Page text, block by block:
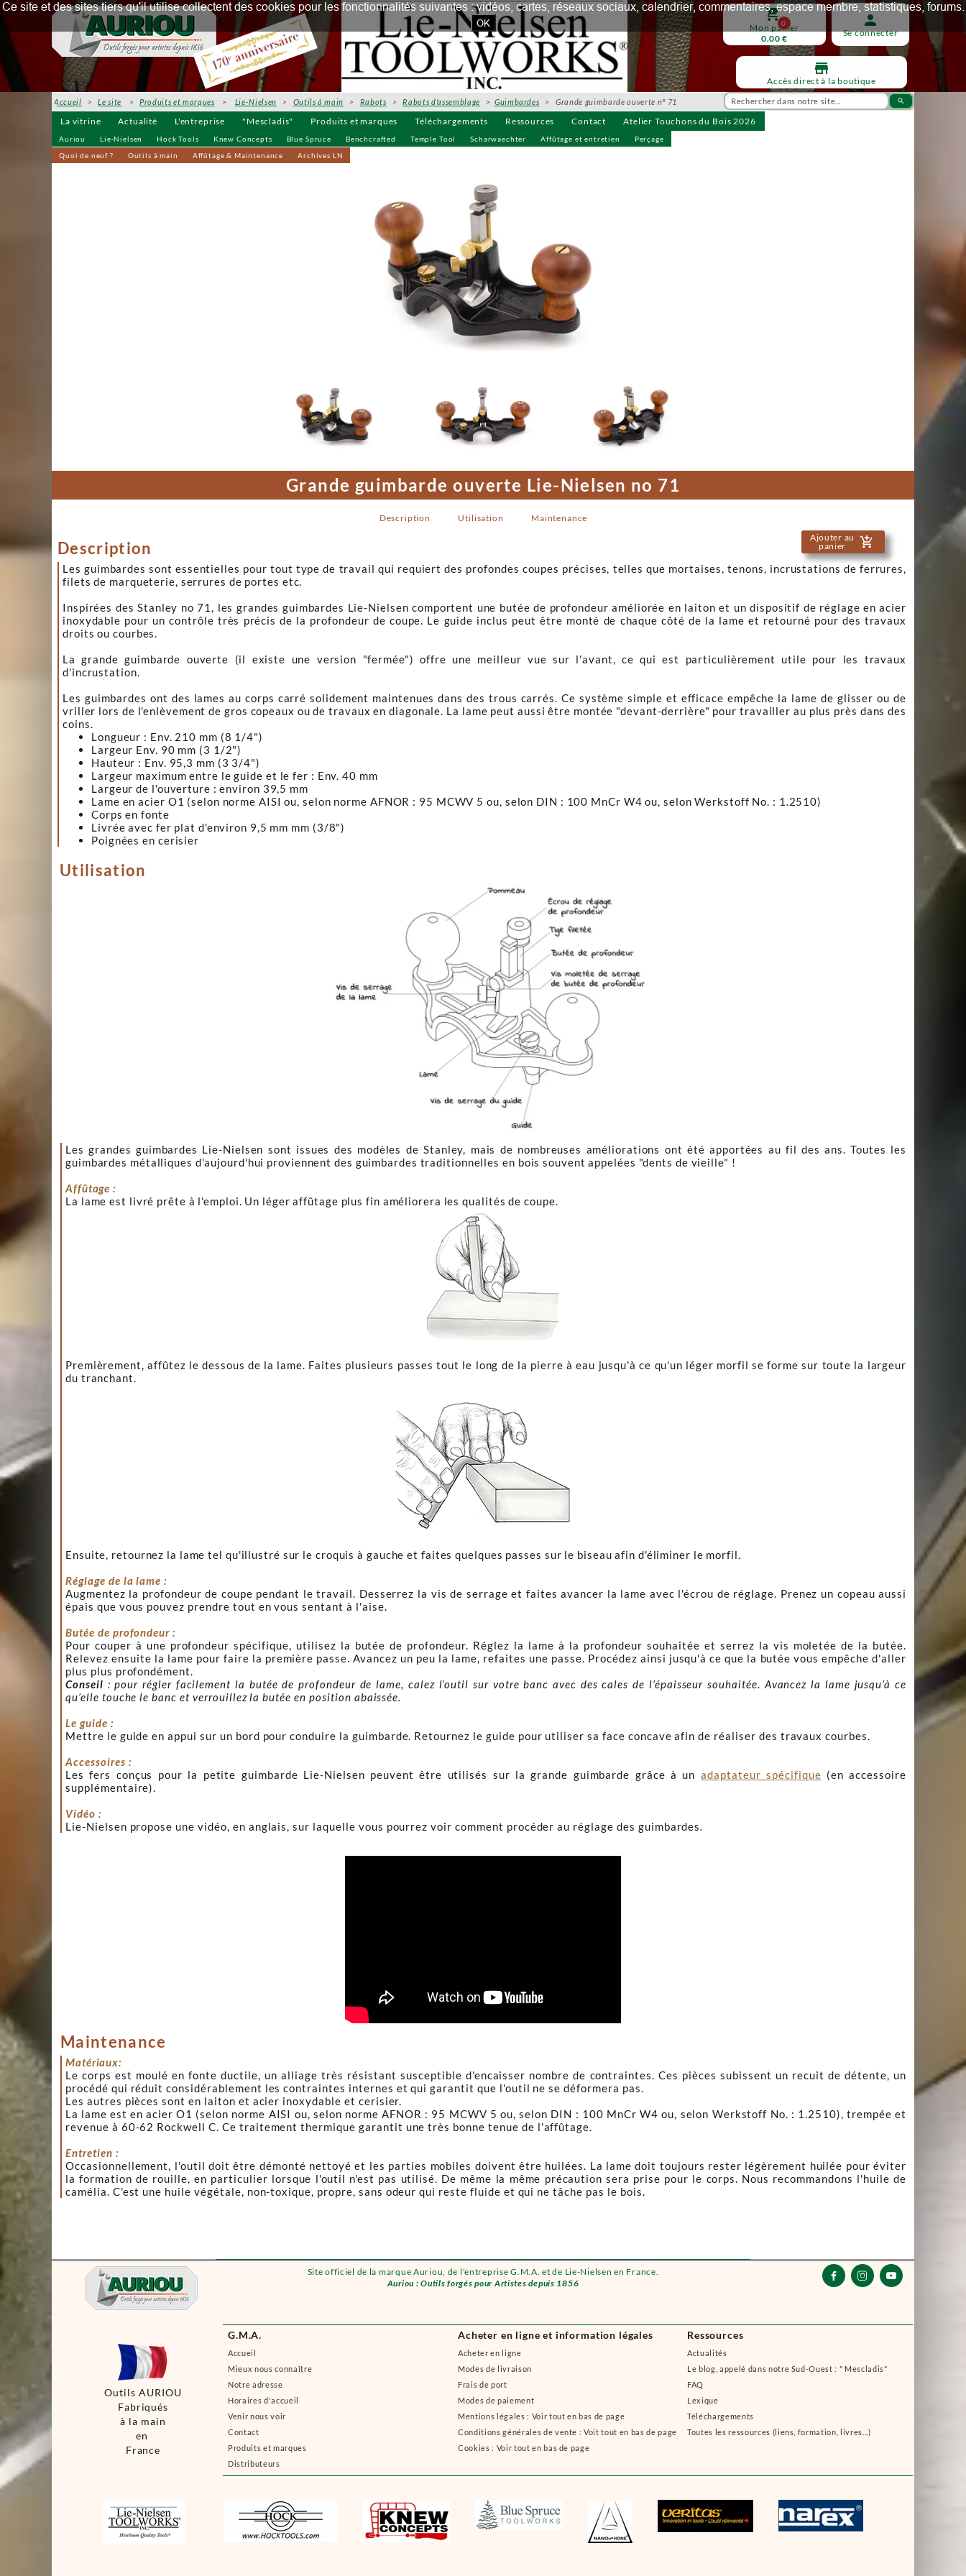
La vitrine Actualité L'entreprise "Mescladis" Produits et marques Téléchargements Ressources Contact Atelier Touchons du Bois 2026
Site officiel de la marque Auriou, de l'entreprise G.M.A. et de Lie-Nielsen en France.
Auriou : Outils forgés pour Artistes depuis 1856
search
Description Utilisation Maintenance
person
Se connecter
shopping_cart
0
Mon panier
0.00 €
Auriou Lie-Nielsen Hock Tools Knew Concepts Blue Spruce Benchcrafted Temple Tool Scharwaechter Affûtage et entretien
Perçage
Quoi de neuf ?
Outils à main Affûtage & Maintenance Archives LN
G.M.A.
Accueil
Mieux nous connaître
Notre adresse
Horaires d'accueil
Venir nous voir
Contact
Produits et marques
Distributeurs
Acheter en ligne et information légales
Acheter en ligne
Modes de livraison
Frais de port
Modes de paiement
Mentions légales : Voir tout en bas de page
Conditions générales de vente : Voit tout en bas de page
Cookies : Voir tout en bas de page
Ressources
Actualités
Le blog, appelé dans notre Sud-Ouest : " Mescladis"
FAQ
Lexique
Téléchargements
Toutes les ressources (liens, formation, livres...)
  
Outils AURIOU
Fabriqués
à la main
en
France
store
Accès direct à la boutique
Accueil >Le site >Produits et marques > Lie-Nielsen > Outils à main > Rabots >Rabots d'assemblage > Guimbardes >Grande guimbarde ouverte n° 71
 
Grande guimbarde ouverte Lie-Nielsen no 71
Description
Les guimbardes sont essentielles pour tout type de travail qui requiert des profondes coupes précises, telles que mortaises, tenons, incrustations de ferrures,
filets de marqueterie, serrures de portes etc.
Inspirées des Stanley no 71, les grandes guimbardes Lie-Nielsen comportent une butée de profondeur améliorée en laiton et un dispositif de réglage en acier
inoxydable pour un contrôle très précis de la profondeur de coupe. Le guide inclus peut être monté de chaque côté de la lame et retourné pour des travaux
droits ou courbes.
La grande guimbarde ouverte (il existe une version "fermée") offre une meilleur vue sur l'avant, ce qui est particulièrement utile pour les travaux
d'incrustation.
Les guimbardes ont des lames au corps carré solidement maintenues dans des trous carrés. Ce système simple et efficace empêche la lame de glisser ou de
vriller lors de l'enlèvement de gros copeaux ou de travaux en diagonale. La lame peut aussi être montée "devant-derrière" pour travailler au plus près dans des
coins.
Longueur : Env. 210 mm (8 1/4")
Largeur Env. 90 mm (3 1/2")
Hauteur : Env. 95,3 mm (3 3/4")
Largeur maximum entre le guide et le fer : Env. 40 mm
Largeur de l'ouverture : environ 39,5 mm
Lame en acier O1 (selon norme AISI ou, selon norme AFNOR : 95 MCWV 5 ou, selon DIN : 100 MnCr W4 ou, selon Werkstoff No. : 1.2510)
Corps en fonte
Livrée avec fer plat d'environ 9,5 mm mm (3/8")
Poignées en cerisier
add_shopping_cart
Ajouter au
panier
Utilisation
Les grandes guimbardes Lie-Nielsen sont issues des modèles de Stanley, mais de nombreuses améliorations ont été apportées au fil des ans. Toutes les
guimbardes métalliques d'aujourd'hui proviennent des guimbardes traditionnelles en bois souvent appelées "dents de vieille" !
Affûtage :
La lame est livré prête à l'emploi. Un léger affûtage plus fin améliorera les qualités de coupe.
Premièrement, affûtez le dessous de la lame. Faites plusieurs passes tout le long de la pierre à eau jusqu'à ce qu'un léger morfil se forme sur toute la largeur
du tranchant.
Ensuite, retournez la lame tel qu'illustré sur le croquis à gauche et faites quelques passes sur le biseau afin d'éliminer le morfil.
Réglage de la lame :
Augmentez la profondeur de coupe pendant le travail. Desserrez la vis de serrage et faites avancer la lame avec l'écrou de réglage. Prenez un copeau aussi
épais que vous pouvez prendre tout en vous sentant à l'aise.
Butée de profondeur :
Pour couper à une profondeur spécifique, utilisez la butée de profondeur. Réglez la lame à la profondeur souhaitée et serrez la vis moletée de la butée.
Relevez ensuite la lame pour faire la première passe. Avancez un peu la lame, refaites une passe. Procédez ainsi jusqu'à ce que la butée vous empêche d'aller
plus plus profondément.
Conseil : pour régler facilement la butée de profondeur de lame, calez l’outil sur votre banc avec des cales de l’épaisseur souhaitée. Avancez la lame jusqu’à ce
qu’elle touche le banc et verrouillez la butée en position abaissée.
Le guide :
Mettre le guide en appui sur un bord pour conduire la guimbarde. Retournez le guide pour utiliser sa face concave afin de réaliser des travaux courbes.
Accessoires :
Les fers conçus pour la petite guimbarde Lie-Nielsen peuvent être utilisés sur la grande guimbarde grâce à un adaptateur spécifique (en accessoire
supplémentaire).
Vidéo :
Lie-Nielsen propose une vidéo, en anglais, sur laquelle vous pourrez voir comment procéder au réglage des guimbardes.
Maintenance
Matériaux:
Le corps est moulé en fonte ductile, un alliage très résistant susceptible d'encaisser nombre de contraintes. Ces pièces subissent un recuit de détente, un
procédé qui réduit considérablement les contraintes internes et qui garantit que l'outil ne se déformera pas.
Les autres pièces sont en laiton et acier inoxydable et cerisier.
La lame est en acier O1 (selon norme AISI ou, selon norme AFNOR : 95 MCWV 5 ou, selon DIN : 100 MnCr W4 ou, selon Werkstoff No. : 1.2510), trempée et
revenue à 60-62 Rockwell C. Ce traitement thermique garantit une très bonne tenue de l'affûtage.
Entretien :
Occasionnellement, l'outil doit être démonté nettoyé et les parties mobiles doivent être huilées. La lame doit toujours rester légèrement huilée pour éviter
la formation de rouille, en particulier lorsque l'outil n'est pas utilisé. De même la même précaution sera prise pour le corps. Nous recommandons l'huile de
camélia. C'est une huile végétale, non-toxique, propre, sans odeur qui reste fluide et qui ne tâche pas le bois.
Ce site et des sites tiers qu'il utilise collectent des cookies pour les fonctionnalités suivantes : vidéos, cartes, réseaux sociaux, calendrier, commentaires, espace membre, statistiques, forums.
OK